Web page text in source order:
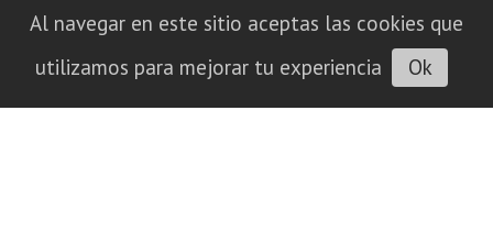
Al navegar en este sitio aceptas las cookies que
utilizamos para mejorar tu experiencia
Ok